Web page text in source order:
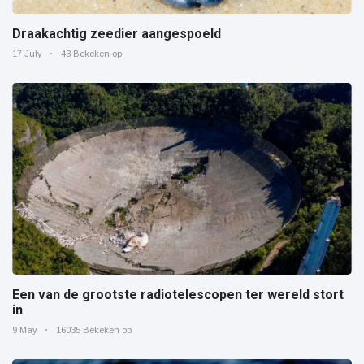
Draakachtig zeedier aangespoeld
17 July 43 Bekeken op
Een van de grootste radiotelescopen ter wereld stort
in
9 May 16035 Bekeken op